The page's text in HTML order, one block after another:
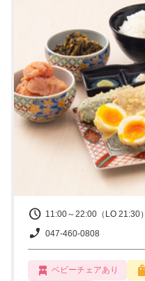
11:00～22:00（LO 21:30）
047-460-0808
ベビーチェアあり